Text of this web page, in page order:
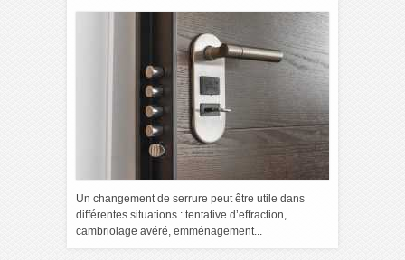
Un changement de serrure peut être utile dans
différentes situations : tentative d’effraction,
cambriolage avéré, emménagement...